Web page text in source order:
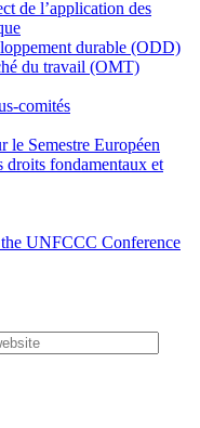
de l’application des
durable (ODD)
du travail (OMT)
comités
le Semestre Européen
droits fondamentaux et
UNFCCC Conference